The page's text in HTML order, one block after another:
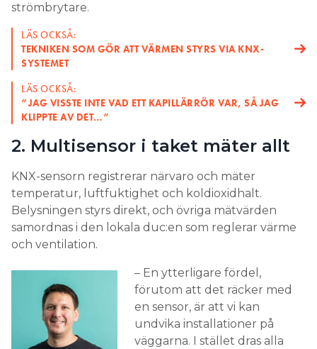
strömbrytare.
LÄS OCKSÅ:
TEKNIKEN SOM GÖR ATT VÄRMEN STYRS VIA KNX-
SYSTEMET
LÄS OCKSÅ:
”JAG VISSTE INTE VAD ETT KAPILLÄRRÖR VAR, SÅ JAG
KLIPPTE AV DET…”
2. Multisensor i taket mäter allt
KNX-sensorn registrerar närvaro och mäter
temperatur, luftfuktighet och koldioxidhalt.
Belysningen styrs direkt, och övriga mätvärden
samordnas i den lokala duc:en som reglerar värme
och ventilation.
– En ytterligare fördel,
förutom att det räcker med
en sensor, är att vi kan
undvika installationer på
väggarna. I stället dras alla